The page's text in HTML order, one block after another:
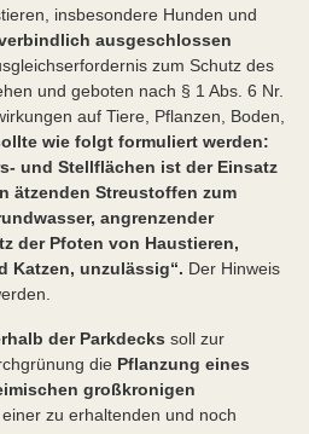
insbesondere Hunden und
ausgeschlossen
zum Schutz des
und geboten nach § 1 Abs. 6 Nr.
auf Tiere, Pflanzen, Boden,
wie folgt formuliert werden:
und Stellflächen ist der Einsatz
ätzenden Streustoffen zum
angrenzender
der Pfoten von Haustieren,
Katzen, unzulässig“. Der Hinweis
der Parkdecks soll zur
die Pflanzung eines
großkronigen
zu erhaltenden und noch